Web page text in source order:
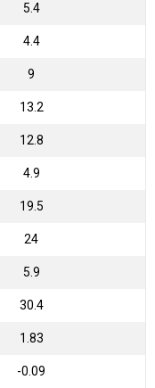
5.4
4.4
9
13.2
12.8
4.9
19.5
24
5.9
30.4
1.83
-0.09